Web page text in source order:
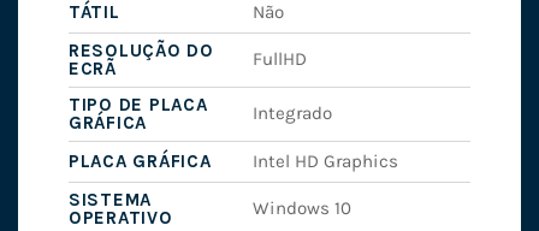
TÁTIL
Não
RESOLUÇÃO DO
ECRÃ
FullHD
TIPO DE PLACA
GRÁFICA
Integrado
PLACA GRÁFICA
Intel HD Graphics
SISTEMA
OPERATIVO
Windows 10